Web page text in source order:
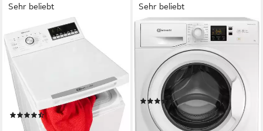
Sehr beliebt
BAUKNECHT
Waschmaschine Toplader
WMT 6513 B5
6 kg
79 dB(A)
Betriebsgeräusch
1200 U/min
Schleuderdrehzahl
Produktdatenblatt
(355)
399,00 € UVP939,00 €
Sehr beliebt
BAUKNECHT
Waschmaschine WBP 714A
Kapazität Waschen
76 dB(A)
Betriebsgeräusch
1400 U/min Schleuderdrehzahl
Produktdatenblatt
(276)
349,00 € UVP519,00 €
17,33 €
mtl. in 24 Raten